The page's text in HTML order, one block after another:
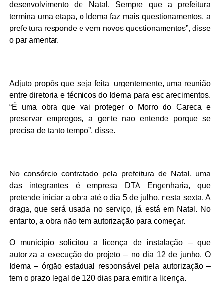
desenvolvimento de Natal. Sempre que a prefeitura
termina uma etapa, o Idema faz mais questionamentos, a
prefeitura responde e vem novos questionamentos”, disse
o parlamentar.
Adjuto propôs que seja feita, urgentemente, uma reunião
entre diretoria e técnicos do Idema para esclarecimentos.
“É uma obra que vai proteger o Morro do Careca e
preservar empregos, a gente não entende porque se
precisa de tanto tempo”, disse.
No consórcio contratado pela prefeitura de Natal, uma
das integrantes é empresa DTA Engenharia, que
pretende iniciar a obra até o dia 5 de julho, nesta sexta. A
draga, que será usada no serviço, já está em Natal. No
entanto, a obra não tem autorização para começar.
O município solicitou a licença de instalação – que
autoriza a execução do projeto – no dia 12 de junho. O
Idema – órgão estadual responsável pela autorização –
tem o prazo legal de 120 dias para emitir a licença.